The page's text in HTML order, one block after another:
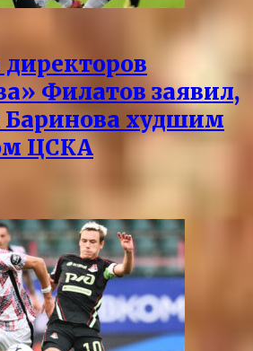
директоров
Филатов заявил,
Баринова худшим
ЦСКА